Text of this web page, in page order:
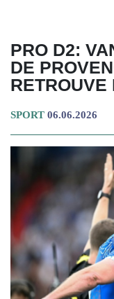
PRO D2:
DE
RETROUVE
SPORT 06.06.2026